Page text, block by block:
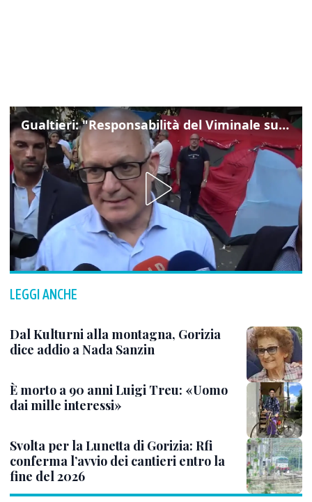
Gualtieri: "Responsabilità del Viminale su Spin Time? La posizione dei partiti è nota"
LEGGI ANCHE
Dal Kulturni alla montagna, Gorizia
dice addio a Nada Sanzin
È morto a 90 anni Luigi Treu: «Uomo
dai mille interessi»
Svolta per la Lunetta di Gorizia: Rfi
conferma l’avvio dei cantieri entro la
fine del 2026